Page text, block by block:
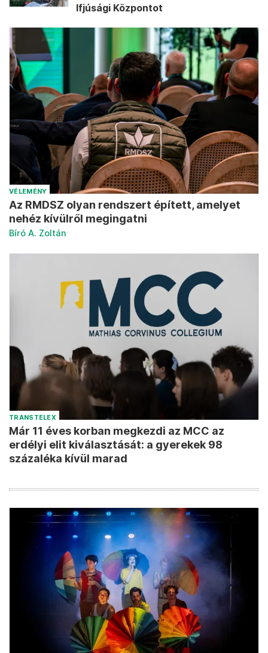
Ifjúsági Központot
VÉLEMÉNY
Az RMDSZ olyan rendszert épített, amelyet
nehéz kívülről megingatni
Bíró A. Zoltán
TRANSTELEX
Már 11 éves korban megkezdi az MCC az
erdélyi elit kiválasztását: a gyerekek 98
százaléka kívül marad